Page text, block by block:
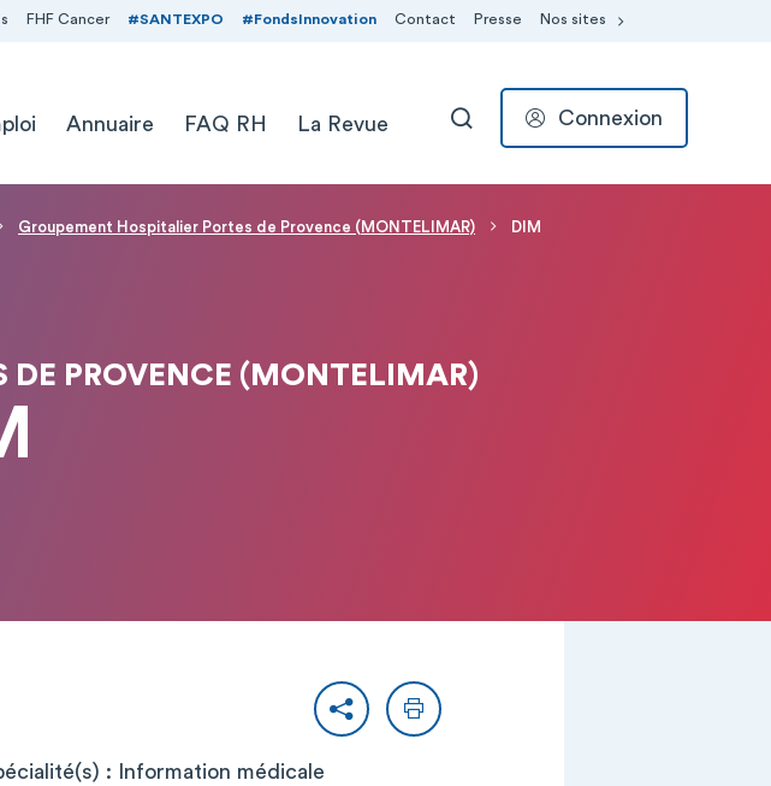
FHF Cancer #SANTEXPO #FondsInnovation Contact Presse Nos sites
Annuaire FAQ RH La Revue RECHERCHER
Connexion
Groupement Hospitalier Portes de Provence (MONTELIMAR) DIM
DE PROVENCE (MONTELIMAR)
PartagerImprimer
: Information médicale